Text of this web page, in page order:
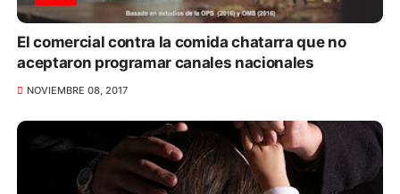
El comercial contra la comida chatarra que no
aceptaron programar canales nacionales
NOVIEMBRE 08, 2017